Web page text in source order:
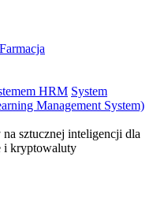
Farmacja
HRM System
Management System)
sztucznej inteligencji dla
i kryptowaluty